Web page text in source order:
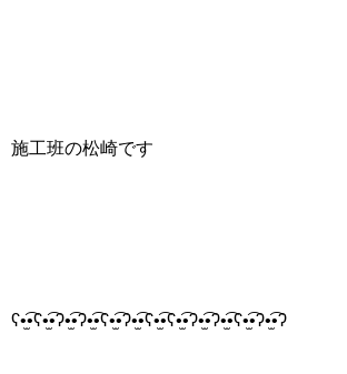
施工班の松崎です
ʕ•̫͡•ʕ•̫͡•ʔ•̫͡•ʔ•̫͡•ʕ•̫͡•ʔ•̫͡•ʕ•̫͡•ʕ•̫͡•ʔ•̫͡•ʔ•̫͡•ʕ•̫͡•ʔ•̫͡•ʔ